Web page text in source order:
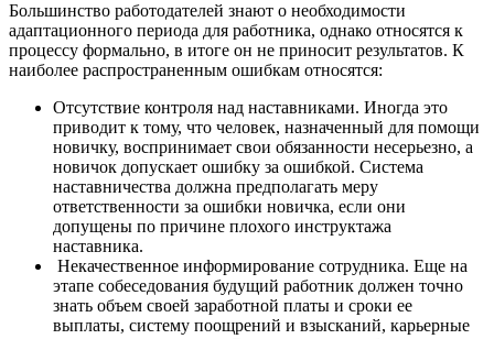
Большинство работодателей знают о необходимости
адаптационного периода для работника, однако относятся к
процессу формально, в итоге он не приносит результатов. К
наиболее распространенным ошибкам относятся:
Отсутствие контроля над наставниками. Иногда это
приводит к тому, что человек, назначенный для помощи
новичку, воспринимает свои обязанности несерьезно, а
новичок допускает ошибку за ошибкой. Система
наставничества должна предполагать меру
ответственности за ошибки новичка, если они
допущены по причине плохого инструктажа
наставника.
Некачественное информирование сотрудника. Еще на
этапе собеседования будущий работник должен точно
знать объем своей заработной платы и сроки ее
выплаты, систему поощрений и взысканий, карьерные